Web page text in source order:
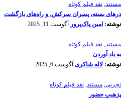
مستند, نقد فیلم کوتاه
درهای بسته، پسران سرکش، و راه‌های بازگشت
نوشته: امین پاک‌پرور آگوست 11, 2025
مستند, نقد فیلم کوتاه
به یاد آوردن
نوشته: لاله شاکری آگوست 6, 2025
تجربی, مستند, نقد فیلم کوتاه
پرَهیب‌ِ حضور